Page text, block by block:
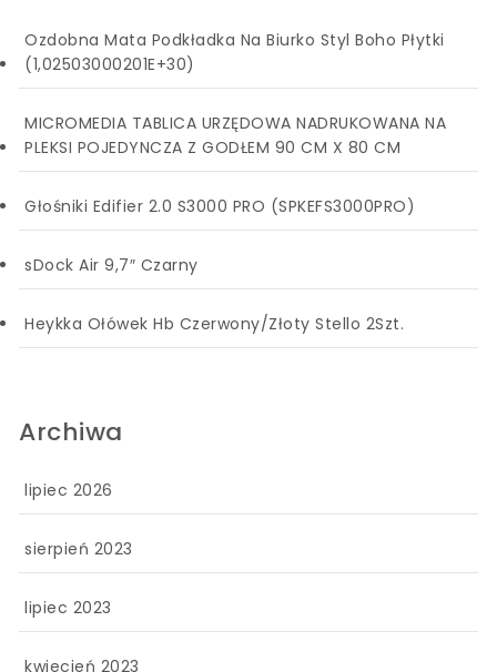
Ozdobna Mata Podkładka Na Biurko Styl Boho Płytki
(1,02503000201E+30)
MICROMEDIA TABLICA URZĘDOWA NADRUKOWANA NA
PLEKSI POJEDYNCZA Z GODŁEM 90 CM X 80 CM
Głośniki Edifier 2.0 S3000 PRO (SPKEFS3000PRO)
sDock Air 9,7″ Czarny
Heykka Ołówek Hb Czerwony/Złoty Stello 2Szt.
Archiwa
lipiec 2026
sierpień 2023
lipiec 2023
kwiecień 2023